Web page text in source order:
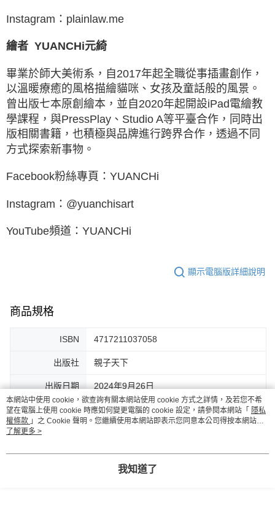
Instagram：plainlaw.me
繪者 YUANCHi元綺
畢業於師大美術系，自2017年起全職從事插畫創作，
以溫暖療癒的風格描繪貓咪、女孩及童話般的風景。
曾出版七本原創繪本，並自2020年起開設iPad電繪教
學課程，與PressPlay、Studio A等平臺合作，同時出
版相關書籍，也積極與品牌進行跨界合作，透過不同
方式探索新事物。
Facebook粉絲專頁：YUANCHi
Instagram：@yuanchisart
YouTube頻道：YUANCHi
顯示電腦版詳細說明
商品規格
ISBN 4717211037058
出版社 親子天下
出版日期 2024年9月26日
頁數 344頁
繪者 張元綺 ( YUANCHi )
本網站中使用 cookie，欲查詢有關本網站使用 cookie 方式之詳情，及若您不希
望在電腦上使用 cookie 時應如何變更電腦的 cookie 設定，請參閱本網站「 隱私
權條款 」之 Cookie 聲明。您繼續使用本網站即表示您同意本公司得按本網站使
用條款之 Cookie 聲明使用 cookie。
了解更多 >
我知道了